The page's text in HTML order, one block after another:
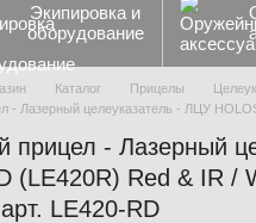
Экипировка и
оборудование
Каталог Прицелы
- Лазерный целеуказатель - ЛЦУ
прицел - Лазерный
(LE420R) Red & IR /
LE420-RD